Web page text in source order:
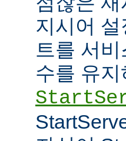
지시어
트를 서
수를 유